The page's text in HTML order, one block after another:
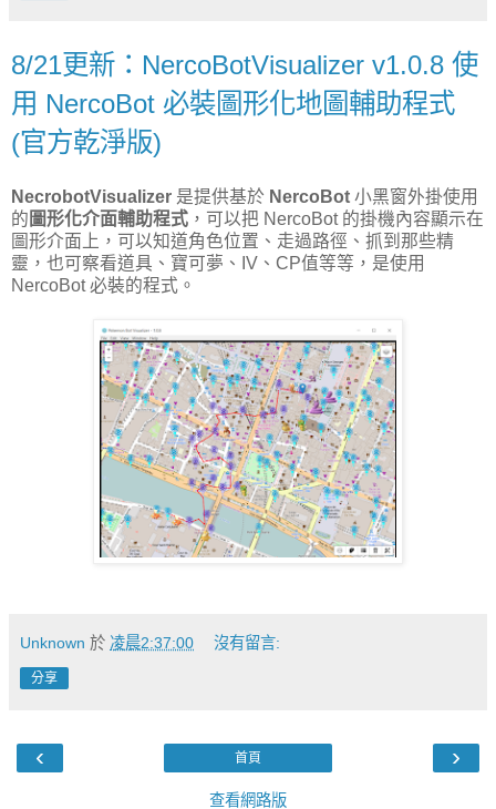
8/21更新：NercoBotVisualizer v1.0.8 使
用 NercoBot 必裝圖形化地圖輔助程式
(官方乾淨版)
NecrobotVisualizer 是提供基於 NercoBot 小黑窗外掛使用
的 圖形化介面輔助程式 ，可以把 NercoBot 的掛機內容顯示在
圖形介面上，可以知道角色位置、走過路徑、抓到那些精
靈，也可察看道具、寶可夢、IV、CP值等等，是使用
NercoBot 必裝的程式。
Unknown 於 凌晨2:37:00 沒有留言:
分享
‹ ›
首頁
查看網路版